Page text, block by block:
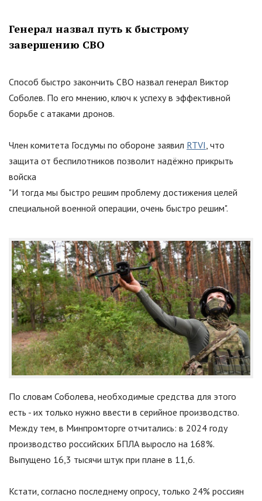
Генерал назвал путь к быстрому
завершению СВО
Способ быстро закончить СВО назвал генерал Виктор
Соболев. По его мнению, ключ к успеху в эффективной
борьбе с атаками дронов.
Член комитета Госдумы по обороне заявил RTVI, что
защита от беспилотников позволит надёжно прикрыть
войска
"И тогда мы быстро решим проблему достижения целей
специальной военной операции, очень быстро решим".
По словам Соболева, необходимые средства для этого
есть - их только нужно ввести в серийное производство.
Между тем, в Минпромторге отчитались: в 2024 году
производство российских БПЛА выросло на 168%.
Выпущено 16,3 тысячи штук при плане в 11,6.
Кстати, согласно последнему опросу, только 24% россиян